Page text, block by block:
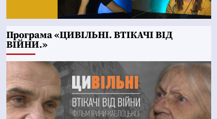
Програма «ЦИВІЛЬНІ. ВТІКАЧІ ВІД
ВІЙНИ.»